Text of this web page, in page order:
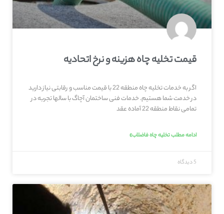
قیمت تخلیه چاه هزینه و نرخ اتحادیه
اگر به خدمات تخلیه چاه منطقه 22 با قیمت مناسب و رقابتی نیاز دارید
در خدمت شما هستیم. خدمات فنی ساختمان آچاگ با سالها تجربه در
تمامی نقاط منطقه 22 آماده عقد
ادامه مطلب تخلیه چاه فاضلاب»
5 دیدگاه